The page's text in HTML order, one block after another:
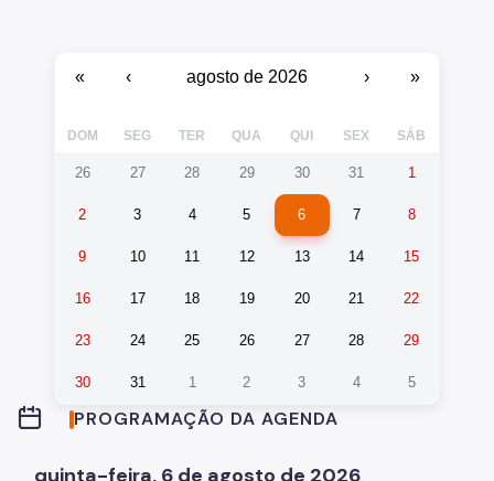
Licitações
Termo de Cooperação
Programa de Metas
Ouvidoria Geral
PROGRAMAÇÃO DA AGENDA
« ‹ agosto de 2026 › »
DOM SEG TER QUA QUI SEX SÁB
26 27 28 29 30 31 1
2 3 4 5 6 7 8
9 10 11 12 13 14 15
16 17 18 19 20 21 22
23 24 25 26 27 28 29
30 31 1 2 3 4 5